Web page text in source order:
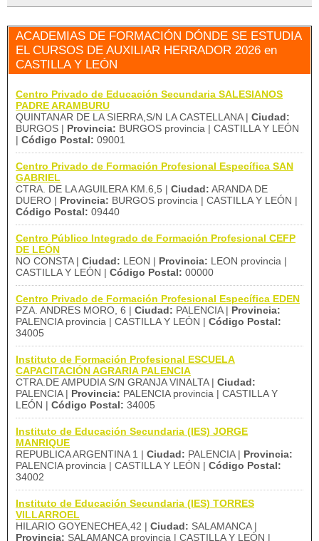
ACADEMIAS DE FORMACIÓN DÓNDE SE ESTUDIA
EL CURSOS DE AUXILIAR HERRADOR 2026 en
CASTILLA Y LEÓN
Centro Privado de Educación Secundaria SALESIANOS
PADRE ARAMBURU
QUINTANAR DE LA SIERRA,S/N LA CASTELLANA | Ciudad:
BURGOS | Provincia: BURGOS provincia | CASTILLA Y LEÓN
| Código Postal: 09001
Centro Privado de Formación Profesional Específica SAN
GABRIEL
CTRA. DE LA AGUILERA KM.6,5 | Ciudad: ARANDA DE
DUERO | Provincia: BURGOS provincia | CASTILLA Y LEÓN |
Código Postal: 09440
Centro Público Integrado de Formación Profesional CEFP
DE LEÓN
NO CONSTA | Ciudad: LEON | Provincia: LEON provincia |
CASTILLA Y LEÓN | Código Postal: 00000
Centro Privado de Formación Profesional Específica EDEN
PZA. ANDRES MORO, 6 | Ciudad: PALENCIA | Provincia:
PALENCIA provincia | CASTILLA Y LEÓN | Código Postal:
34005
Instituto de Formación Profesional ESCUELA
CAPACITACIÓN AGRARIA PALENCIA
CTRA.DE AMPUDIA S/N GRANJA VINALTA | Ciudad:
PALENCIA | Provincia: PALENCIA provincia | CASTILLA Y
LEÓN | Código Postal: 34005
Instituto de Educación Secundaria (IES) JORGE
MANRIQUE
REPUBLICA ARGENTINA 1 | Ciudad: PALENCIA | Provincia:
PALENCIA provincia | CASTILLA Y LEÓN | Código Postal:
34002
Instituto de Educación Secundaria (IES) TORRES
VILLARROEL
HILARIO GOYENECHEA,42 | Ciudad: SALAMANCA |
Provincia: SALAMANCA provincia | CASTILLA Y LEÓN |